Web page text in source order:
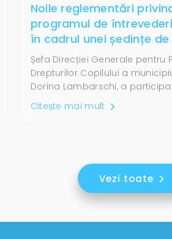
Noile reglementări
programul de
în cadrul unei ședințe de
Șefa Direcției Generale pentru
Drepturilor Copilului a
Dorina Lambarschi, a
Citește mai mult
Vezi toate